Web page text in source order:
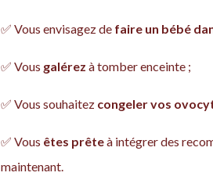
✅ Vous envisagez de faire un bébé
✅ Vous galérez à tomber enceinte ;
✅ Vous souhaitez congeler vos
✅ Vous êtes prêteà intégrer des
maintenant.